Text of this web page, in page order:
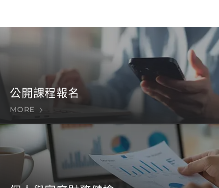
公開課程報名
MORE